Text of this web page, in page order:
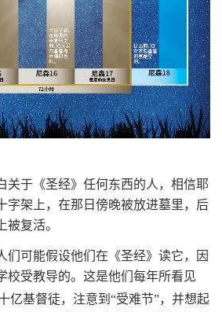
关于《圣经》任何东西的人，相信耶
字架上，在那日傍晚被放进墓里，后
被复活。
们可能假设他们在《圣经》读它，因
校受教导的。这是他们每年所看见
亿基督徒，注意到“受难节”，并想起